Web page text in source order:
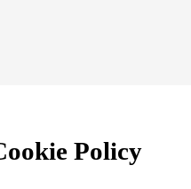
Policy